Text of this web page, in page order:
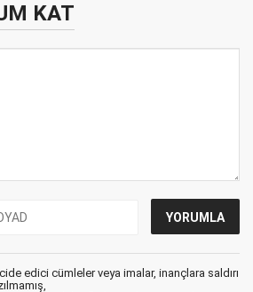
KAT
edici cümleler veya imalar, inançlara saldırı